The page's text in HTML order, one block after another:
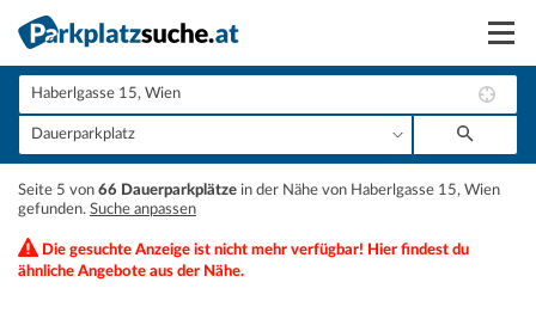
Suchen
Vermieten
Anmelden
Seite 5 von 66 Dauerparkplätze in der Nähe von Haberlgasse 15, Wien
gefunden. Suche anpassen
Die gesuchte Anzeige ist nicht mehr verfügbar! Hier findest du
ähnliche Angebote aus der Nähe.
+
−